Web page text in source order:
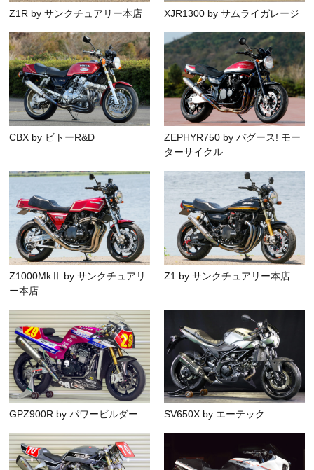
Z1R by サンクチュアリー本店 XJR1300 by サムライガレージ
CBX by ビトーR&D
ZEPHYR750 by バグース! モー
ターサイクル
Z1000MkⅡ by サンクチュアリ
ー本店
Z1 by サンクチュアリー本店
GPZ900R by パワービルダー SV650X by エーテック